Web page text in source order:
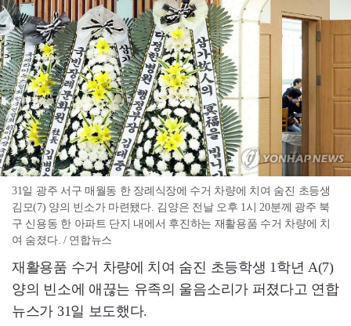
31일 광주 서구 매월동 한 장례식장에 수거 차량에 치여 숨진 초등생
김모(7) 양의 빈소가 마련됐다. 김양은 전날 오후 1시 20분께 광주 북
구 신용동 한 아파트 단지 내에서 후진하는 재활용품 수거 차량에 치
여 숨졌다. / 연합뉴스
재활용품 수거 차량에 치여 숨진 초등학생 1학년 A(7)
양의 빈소에 애끊는 유족의 울음소리가 퍼졌다고 연합
뉴스가 31일 보도했다.